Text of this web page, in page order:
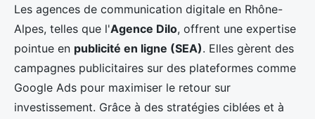
Les agences de communication digitale en Rhône-
Alpes, telles que l'Agence Dilo, offrent une expertise
pointue en publicité en ligne (SEA). Elles gèrent des
campagnes publicitaires sur des plateformes comme
Google Ads pour maximiser le retour sur
investissement. Grâce à des stratégies ciblées et à